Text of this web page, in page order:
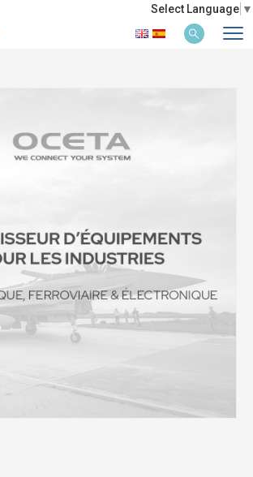
Select Language ▼